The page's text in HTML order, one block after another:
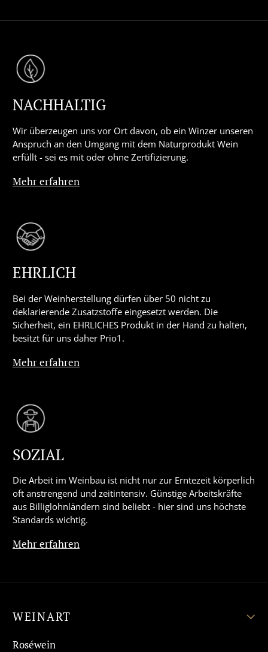
NACHHALTIG
Wir überzeugen uns vor Ort davon, ob ein Winzer unseren
Anspruch an den Umgang mit dem Naturprodukt Wein
erfüllt - sei es mit oder ohne Zertifizierung.
Mehr erfahren
EHRLICH
Bei der Weinherstellung dürfen über 50 nicht zu
deklarierende Zusatzstoffe eingesetzt werden. Die
Sicherheit, ein EHRLICHES Produkt in der Hand zu halten,
besitzt für uns daher Prio1.
Mehr erfahren
SOZIAL
Die Arbeit im Weinbau ist nicht nur zur Erntezeit körperlich
oft anstrengend und zeitintensiv. Günstige Arbeitskräfte
aus Billiglohnländern sind beliebt - hier sind uns höchste
Standards wichtig.
Mehr erfahren
WEINART
Roséwein